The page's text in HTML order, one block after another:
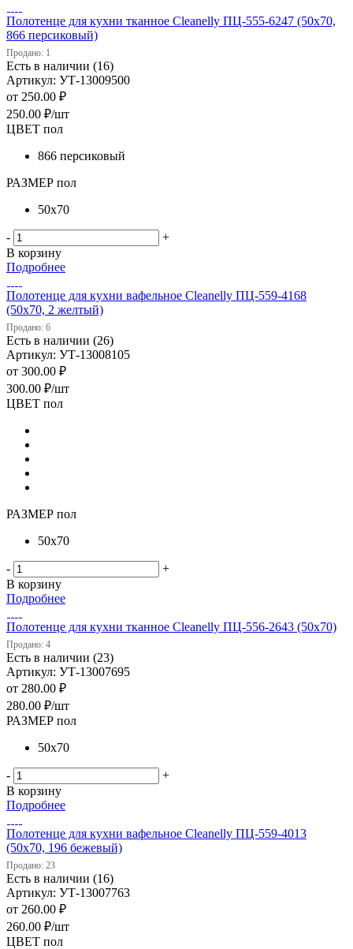
Полотенце для кухни тканное Cleanelly ПЦ-555-6247 (50х70,
866 персиковый)
Продано: 1
Есть в наличии (16)
Артикул: УТ-13009500
от 250.00 ₽
250.00 ₽/шт
ЦВЕТ пол
866 персиковый
РАЗМЕР пол
50х70
-
+
В корзину
Подробнее
Полотенце для кухни вафельное Cleanelly ПЦ-559-4168
(50х70, 2 желтый)
Продано: 6
Есть в наличии (26)
Артикул: УТ-13008105
от 300.00 ₽
300.00 ₽/шт
ЦВЕТ пол
РАЗМЕР пол
50х70
-
+
В корзину
Подробнее
Полотенце для кухни тканное Cleanelly ПЦ-556-2643 (50х70)
Продано: 4
Есть в наличии (23)
Артикул: УТ-13007695
от 280.00 ₽
280.00 ₽/шт
РАЗМЕР пол
50х70
-
+
В корзину
Подробнее
Полотенце для кухни вафельное Cleanelly ПЦ-559-4013
(50х70, 196 бежевый)
Продано: 23
Есть в наличии (16)
Артикул: УТ-13007763
от 260.00 ₽
260.00 ₽/шт
ЦВЕТ пол